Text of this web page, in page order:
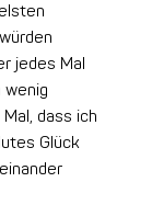
jedes Mal
wenig
dass ich
Glück